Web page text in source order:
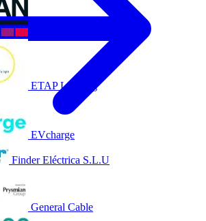
ETAP Lighting
EVcharge
Finder Eléctrica S.L.U
General Cable